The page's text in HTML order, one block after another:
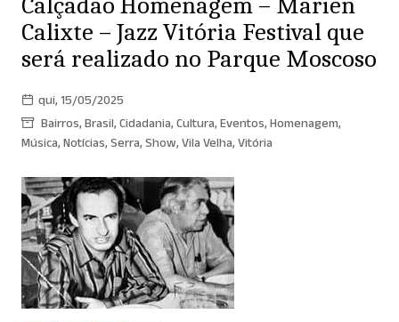
Calixte – Jazz Vitória Festival que
será realizado no Parque Moscoso
qui, 15/05/2025
Bairros,Brasil,Cidadania,Cultura,Eventos,Homenagem,
Música,Notícias,Serra,Show,Vila Velha,Vitória